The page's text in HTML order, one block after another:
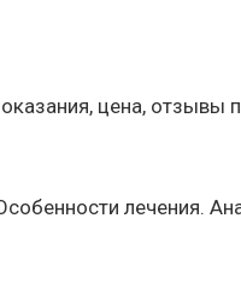
цена, отзывы
лечения.